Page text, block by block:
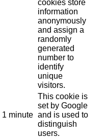
cookies store
information
anonymously
and assign a
randomly
generated
number to
identify
unique
visitors.
1 minute
This cookie is
set by Google
and is used to
distinguish
users.